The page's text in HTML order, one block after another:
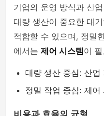
기업의 운영 방식과 산
대량 생산이 중요한 대
적합할 수 있으며, 정밀
에서는 제어 시스템 이
대량 생산 중심: 산업
정밀 작업 중심: 제어
비용과 효율의 균형